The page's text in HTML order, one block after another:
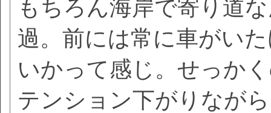
もちろん海岸で寄り道
過。前には常に車がい
いかって感じ。せっか
テンション下がりなが